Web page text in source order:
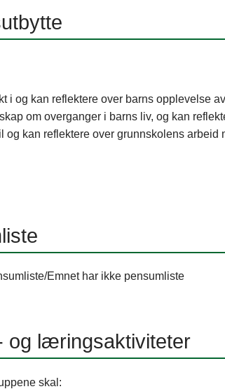
i og kan reflektere over barns opplevelse
om overganger i barns liv, og kan
og kan reflektere over grunnskolens
Emnet har ikke pensumliste
og læringsaktiviteter
skal: